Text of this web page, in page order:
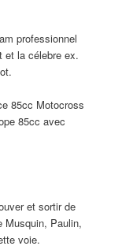
professionnel
et la célebre ex.
85cc Motocross
85cc avec
et sortir de
Musquin, Paulin,
voie.